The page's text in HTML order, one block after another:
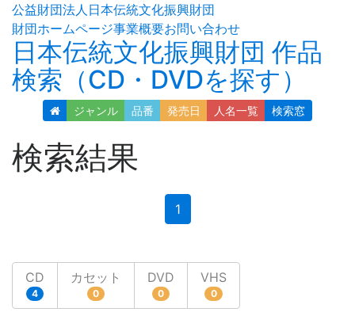
公益財団法人日本伝統文化振興財団
財団ホームページ事業概要お問い合わせ
日本伝統文化振興財団 作品
検索（CD・DVDを探す）
ジャンル 品番 発売日 人名一覧 検索窓
検索結果
1(current)
CD
4
カセット
0
DVD
0
VHS
0